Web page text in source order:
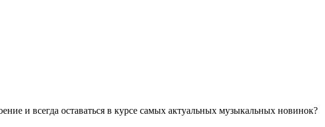
и всегда оставаться в курсе самых актуальных музыкальных новинок?